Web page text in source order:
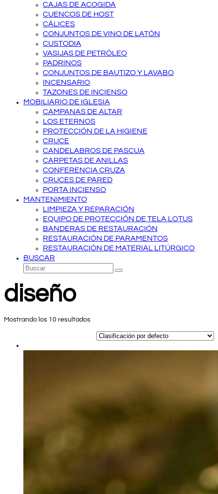
CAJAS DE ACOGIDA
CUENCOS DE HOST
CÁLICES
CONJUNTOS DE VINO DE LATÓN
CUSTODIA
VASIJAS DE PETRÓLEO
PADRINOS
CONJUNTOS DE BAUTIZO Y LAVABO
INCENSARIO
TAZONES DE INCIENSO
MOBILIARIO DE IGLESIA
CAMPANAS DE ALTAR
LOS ETERNOS
PROTECCIÓN DE LA HIGIENE
CRUCE
CANDELABROS DE PASCUA
CARPETAS DE ANILLAS
CONFERENCIA CRUZA
CRUCES DE PARED
PORTA INCIENSO
MANTENIMIENTO
LIMPIEZA Y REPARACIÓN
EQUIPO DE PROTECCIÓN DE TELA LOTUS
BANDERAS DE RESTAURACIÓN
RESTAURACIÓN DE PARAMENTOS
RESTAURACIÓN DE MATERIAL LITÚRGICO
BUSCAR
Buscar
Enviar
diseño
Mostrando los 10 resultados